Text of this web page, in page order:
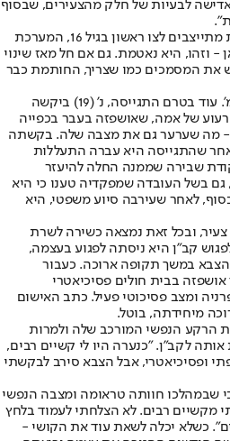
לבעיות של חלק מהצעירים, שבסוף
לדבריה, "ברגע שצעירים וצעירות מתייצבים לצו ראשון בגיל 16, המערכת
- וזהו, היא נאטמת. גם אם חל מאז שינוי
את המסמכים כמו שצריך, החותמת כבר
מי שחוו זאת על בשרן הן גם נ' ומ'. עוד בטרם התגייסה, נ' (19) ביקשה
של אמה, שאושפזה בעבר בכפייה
- מה שערער גם את מצבה שלה. בקשתה
שהתגייסה היא עברה התעללות
שבירה שממנה החלה להיעזר
גם בשל העובדה שמפקדיה טענו כי היא
לאחר שעירבה סיוע משפטי, היא
צעיר, ובכל זאת נמצאה כשירה לשרת
קב"ן היא ניסתה לפגוע בעצמה,
במשך תקופה ארוכה. כעבור
בבית חולים פסיכיאטרי
ומצב פסיכוטי פעיל. כתב האישום
מיחידתה, בוטל.
הרקע הנפשי המורכב שלה ולמרות
לקב"ן. "כנערה היו לי קשיים רבים,
ופסיכיאטרי, אבל הצבא סירב לבקשתי
שבמהלכו חוותה טראומה ומצבה הנפשי
מקשיים רבים. לא הצלחתי לעמוד בלחץ
כשלא יכלה לשאת עוד את הקושי -